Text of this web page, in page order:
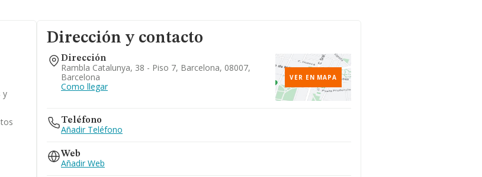
y
Dirección y contacto
Dirección
Rambla Catalunya, 38 - Piso 7, Barcelona, 08007,
Barcelona
Como llegar
VER EN MAPA
Teléfono
Añadir Teléfono
Web
Añadir Web